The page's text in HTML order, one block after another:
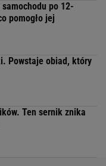
po 12-
pomogło jej
Powstaje obiad, który
Ten sernik znika